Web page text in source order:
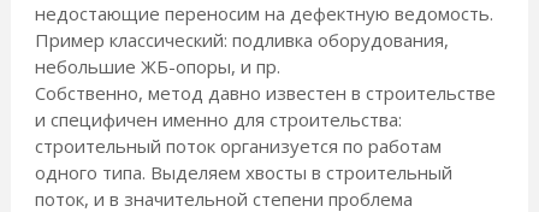
недостающие переносим на дефектную ведомость.
Пример классический: подливка оборудования,
небольшие ЖБ-опоры, и пр.
Собственно, метод давно известен в строительстве
и специфичен именно для строительства:
строительный поток организуется по работам
одного типа. Выделяем хвосты в строительный
поток, и в значительной степени проблема